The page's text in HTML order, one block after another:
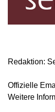
Redaktion:
Offizielle
Weitere